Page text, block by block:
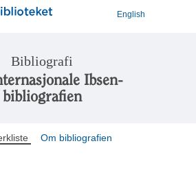
English
Bibliografi
Ibsen-
bibliografien
Om bibliografien